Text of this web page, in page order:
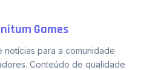
Games
notícias para a comunidade
Conteúdo de qualidade